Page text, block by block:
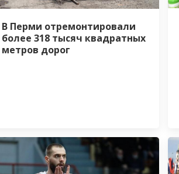
В Перми отремонтировали
более 318 тысяч квадратных
метров дорог